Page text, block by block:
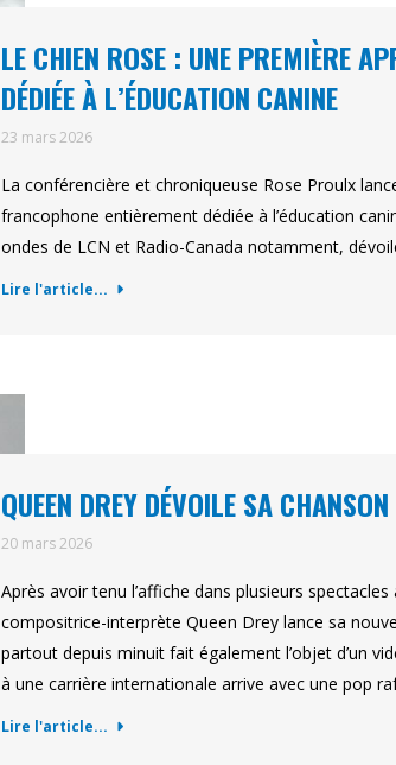
LE CHIEN ROSE : UNE PREMIÈRE
DÉDIÉE À L’ÉDUCATION CANINE
23 mars 2026
La conférencière et chroniqueuse Rose Proulx
francophone entièrement dédiée à l’éducation
ondes de LCN et Radio-Canada notamment,
Lire l'article...
QUEEN DREY DÉVOILE SA
20 mars 2026
Après avoir tenu l’affiche dans plusieurs
compositrice-interprète Queen Drey lance sa
partout depuis minuit fait également l’objet d’un
à une carrière internationale arrive avec une pop
Lire l'article...